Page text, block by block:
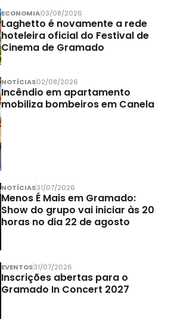
ECONOMIA03/08/2026
Laghetto é novamente a rede
hoteleira oficial do Festival de
Cinema de Gramado
NOTÍCIAS02/08/2026
Incêndio em apartamento
mobiliza bombeiros em Canela
NOTÍCIAS31/07/2026
Menos É Mais em Gramado:
Show do grupo vai iniciar às 20
horas no dia 22 de agosto
EVENTOS31/07/2026
Inscrições abertas para o
Gramado In Concert 2027